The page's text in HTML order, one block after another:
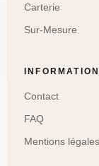
Carterie
Sur-Mesure
Contact
FAQ
Mentions légales